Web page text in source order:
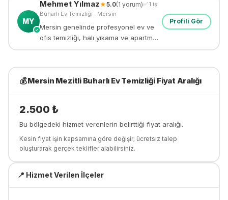
MY
✓
Mehmet Yılmaz★5.0(1 yorum)✅ 1 iş
Buharlı Ev Temizliği · Mersin
Mersin genelinde profesyonel ev ve
ofis temizliği, halı yıkama ve apartman
temizliği yapıyorum. 8 yıllık deneyim.
Profili Gör
💰Mersin Mezitli Buharlı Ev Temizliği Fiyat Aralığı
2.500 ₺
Bu bölgedeki hizmet verenlerin belirttiği fiyat aralığı.
Kesin fiyat işin kapsamına göre değişir; ücretsiz talep
oluşturarak gerçek teklifler alabilirsiniz.
📍 Hizmet Verilen İlçeler